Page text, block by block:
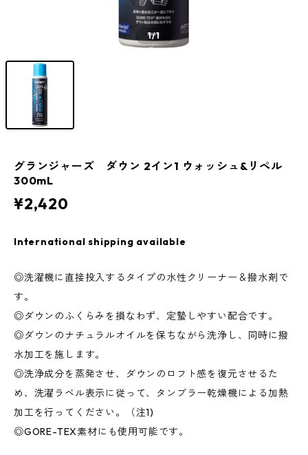
1/1
グランジャーズ ダウン 2イン1 ウォッシュ&リペル
300mL
¥2,420
International shipping available
◎洗濯機に直接投入するタイプの水性クリーナー＆撥水剤で
す。
◎ダウンのふくらみを損なわず、定蟄しやすい配合です。
◎ダウンのナチュラルオイルを保ちながら洗浄し、同時に撥
水加工を施します。
◎洗浄成分を蒸発させ、ダウンのロフト感を復元させるた
め、洗濯ラベル表示に従って、タンブラー乾燥機による加熱
加工を行ってください。（注1)
◎GORE-TEX素材にも使用可能です。